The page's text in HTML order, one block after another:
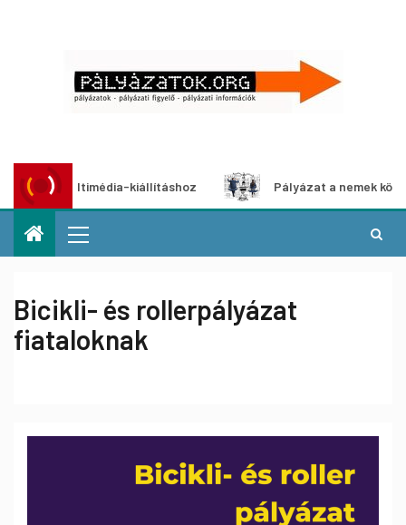
multimédia-kiállításhoz Pályázat a nemek közötti
Bicikli- és rollerpályázat
fiataloknak